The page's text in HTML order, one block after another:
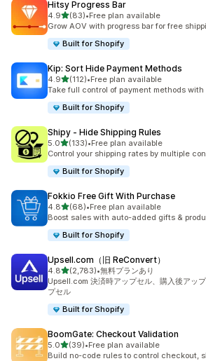
Hitsy Progress Bar
4.95つ星中
(83)
合計レビュー数：83件
•Free plan available
Grow AOV with progress bar for free
Built for Shopify
Kip: Sort Hide Payment Methods
4.95つ星中
(112)
合計レビュー数：112件
•Free plan available
Take full control of payment methods with
Built for Shopify
Shipy ‑ Hide Shipping Rules
5.05つ星中
(133)
合計レビュー数：133件
•Free plan available
Control your shipping rates by multiple
Built for Shopify
Fokkio Free Gift With Purchase
4.85つ星中
(68)
合計レビュー数：68件
•Free plan available
Boost sales with auto-added gifts &
Built for Shopify
Upsell.com（旧 ReConvert）
4.85つ星中
(2,783)
合計レビュー数：2783件
•無料プランあり
Upsell.com 決済時アップセル、購入後アッ
プセル
Built for Shopify
BoomGate: Checkout Validation
5.05つ星中
(39)
合計レビュー数：39件
•Free plan available
Build no-code rules to control checkout,